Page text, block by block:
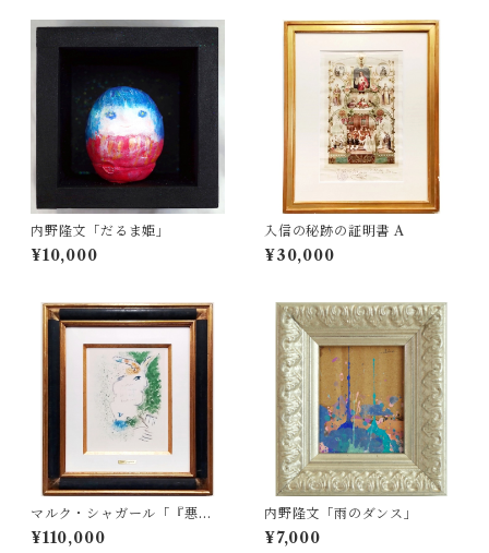
内野隆文「だるま姫」
¥10,000
入信の秘跡の証明書 A
¥30,000
マルク・シャガール「『悪童
たち』より Pl.5」
¥110,000
内野隆文「雨のダンス」
¥7,000